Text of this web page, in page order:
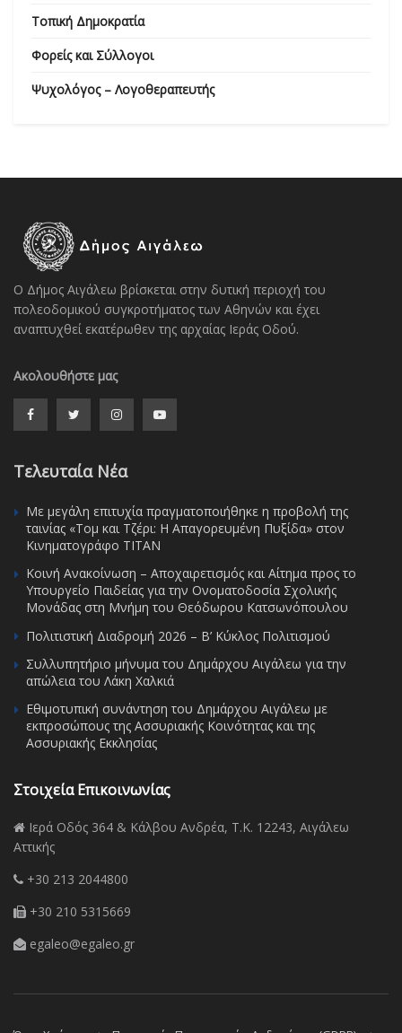
Τοπική Δημοκρατία
Φορείς και Σύλλογοι
Ψυχολόγος – Λογοθεραπευτής
Ο Δήμος Αιγάλεω βρίσκεται στην δυτική περιοχή του
πολεοδομικού συγκροτήματος των Αθηνών και έχει
αναπτυχθεί εκατέρωθεν της αρχαίας Ιεράς Οδού.
Ακολουθήστε μας
Τελευταία Νέα
Με μεγάλη επιτυχία πραγματοποιήθηκε η προβολή της
ταινίας «Τομ και Τζέρι: Η Απαγορευμένη Πυξίδα» στον
Κινηματογράφο ΤΙΤΑΝ
Κοινή Ανακοίνωση – Αποχαιρετισμός και Αίτημα προς το
Υπουργείο Παιδείας για την Ονοματοδοσία Σχολικής
Μονάδας στη Μνήμη του Θεόδωρου Κατσωνόπουλου
Πολιτιστική Διαδρομή 2026 – Β’ Κύκλος Πολιτισμού
Συλλυπητήριο μήνυμα του Δημάρχου Αιγάλεω για την
απώλεια του Λάκη Χαλκιά
Εθιμοτυπική συνάντηση του Δημάρχου Αιγάλεω με
εκπροσώπους της Ασσυριακής Κοινότητας και της
Ασσυριακής Εκκλησίας
Στοιχεία Επικοινωνίας
Ιερά Οδός 364 & Κάλβου Ανδρέα, Τ.Κ. 12243, Αιγάλεω
Αττικής
+30 213 2044800
+30 210 5315669
egaleo@egaleo.gr